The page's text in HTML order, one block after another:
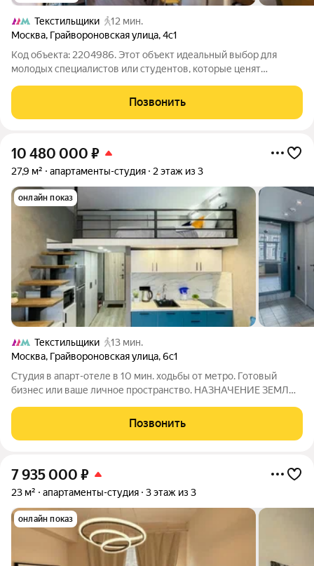
Текстильщики
12 мин.
Москва, Грайвороновская улица,4с1
Код объекта: 2204986. Этот объект идеальный выбор для
молодых специалистов или студентов, которые ценят
трёхэтажного дома. Высота потолков 3,7 метра создаёт
ощущение простора и свободы.
Позвонить
10 480 000 ₽
27,9 м² апартаменты-студия 2 этаж из 3
онлайн показ
Текстильщики
13 мин.
Москва, Грайвороновская улица,6с1
Студия в апарт-отеле в 10 мин. ходьбы от метро. Готовый
бизнес или ваше личное пространство. НАЗHАЧEНИЕ ЗEМЛИ
идеальный вариант для: Инвесторов, ищущих готовый
арендный бизнес с высоким доходом или для
Позвонить
7 935 000 ₽
23 м² апартаменты-студия 3 этаж из 3
онлайн показ